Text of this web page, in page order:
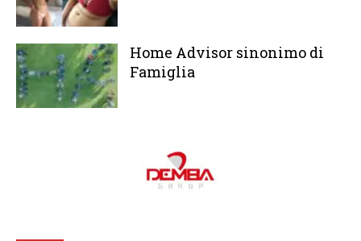
Home Advisor sinonimo di
Famiglia